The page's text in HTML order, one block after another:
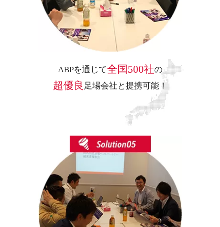
ABPを通じて全国500社の
超優良 足場会社と提携可能！